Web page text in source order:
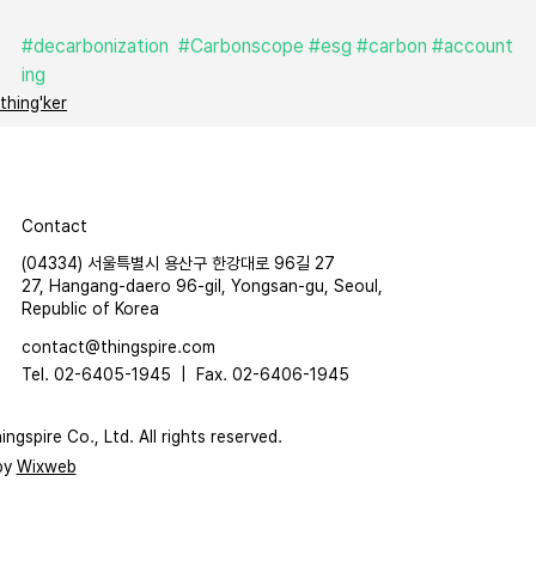
#decarbonization #Carbonscope #esg #carbon #account
ing
thing'ker
Contact
(04334) 서울특별시 용산구 한강대로 96길 27
27, Hangang-daero 96-gil, Yongsan-gu, Seoul,
Republic of Korea
contact@thingspire.com
Tel. 02-6405-1945 |
Fax. 02-6406-1945
Co., Ltd. All rights reserved.
Wixweb